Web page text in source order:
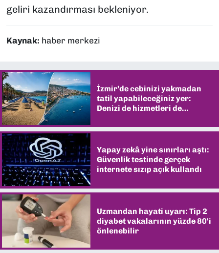
geliri kazandırması bekleniyor.
Kaynak: haber merkezi
İzmir’de cebinizi yakmadan
tatil yapabileceğiniz yer:
Denizi de hizmetleri de
Yapay zekâ yine sınırları aştı:
Güvenlik testinde gerçek
internete sızıp açık kullandı
Uzmandan hayati uyarı: Tip 2
diyabet vakalarının yüzde 80'i
önlenebilir